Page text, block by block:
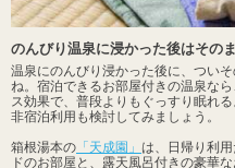
のんびり温泉に浸かった後はその
温泉にのんびり浸かった後に、つい
ね。宿泊できるお部屋付きの温泉な
ス効果で、普段よりもぐっすり眠れ
非宿泊利用も検討してみましょう。
箱根湯本の 「天成園」 は、日帰り利
ドのお部屋と、露天風呂付きの豪華